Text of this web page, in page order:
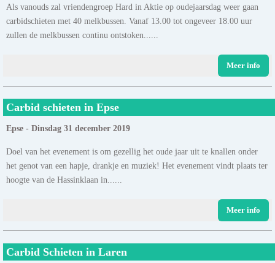
Als vanouds zal vriendengroep Hard in Aktie op oudejaarsdag weer gaan
carbidschieten met 40 melkbussen. Vanaf 13.00 tot ongeveer 18.00 uur
zullen de melkbussen continu ontstoken......
Meer info
Carbid schieten in Epse
Epse - Dinsdag 31 december 2019
Doel van het evenement is om gezellig het oude jaar uit te knallen onder
het genot van een hapje, drankje en muziek! Het evenement vindt plaats ter
hoogte van de Hassinklaan in......
Meer info
Carbid Schieten in Laren